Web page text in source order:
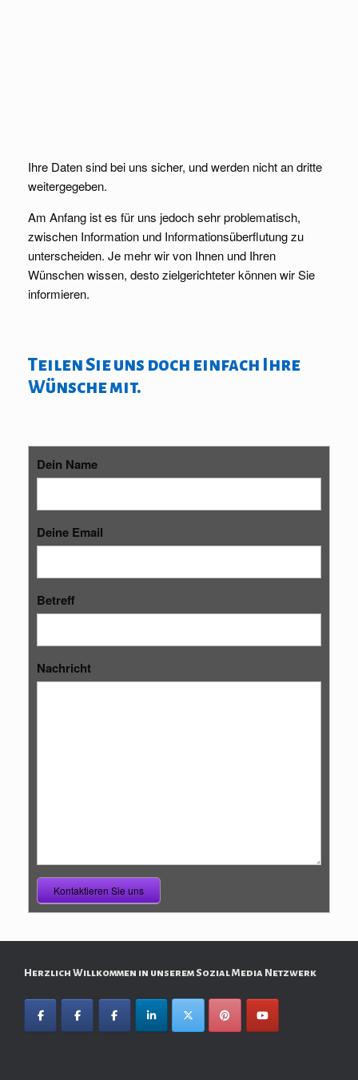
Ihre Daten sind bei uns sicher, und werden nicht an dritte
weitergegeben.
Am Anfang ist es für uns jedoch sehr problematisch,
zwischen Information und Informationsüberflutung zu
unterscheiden. Je mehr wir von Ihnen und Ihren
Wünschen wissen, desto zielgerichteter können wir Sie
informieren.
Teilen Sie uns doch einfach Ihre
Wünsche mit.
Dein Name
Deine Email
Betreff
Nachricht
Kontaktieren Sie uns
Herzlich Willkommen in unserem Sozial Media Netzwerk